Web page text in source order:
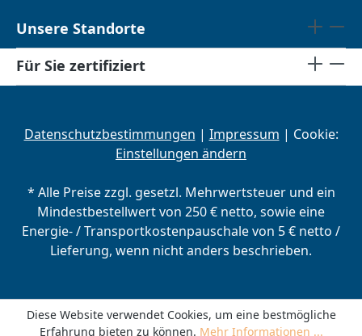
Unsere Standorte
Für Sie zertifiziert
Datenschutzbestimmungen | Impressum | Cookie:
Einstellungen ändern
* Alle Preise zzgl. gesetzl. Mehrwertsteuer und ein
Mindestbestellwert von 250 € netto, sowie eine
Energie- / Transportkostenpauschale von 5 € netto /
Lieferung, wenn nicht anders beschrieben.
Diese Website verwendet Cookies, um eine bestmögliche
Erfahrung bieten zu können. Mehr Informationen ...